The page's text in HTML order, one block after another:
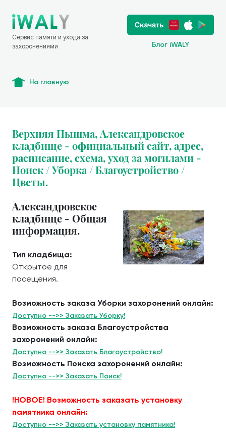
Сервис памяти и ухода за
захоронениями
Блог iWALY
На главную
Верхняя Пышма, Александровское
кладбище - официальный сайт, адрес,
расписание, схема, уход за могилами -
Поиск / Уборка / Благоустройство /
Цветы.
Александровское
кладбище - Общая
информация.
Тип кладбища:
Открытое для
посещения.
Возможность заказа Уборки захоронений онлайн:
Доступно -->> Заказать Уборку!
Возможность заказа Благоустройства
захоронений онлайн:
Доступно -->> Заказать Благоустройство!
Возможность Поиска захоронений онлайн:
Доступно -->> Заказать Поиск!
!НОВОЕ! Возможность заказать установку
памятника онлайн:
Доступно -->> Заказать установку памятника!